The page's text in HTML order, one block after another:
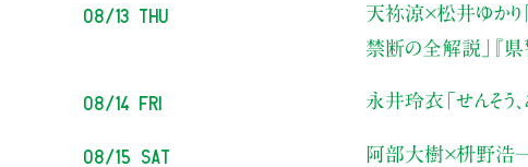
08/13 Thu 天祢涼×松井ゆかり
禁断の全解説」
『
08/14 Fri 永井玲衣 「せんそう
08/15 Sat 阿部大樹×枡野浩